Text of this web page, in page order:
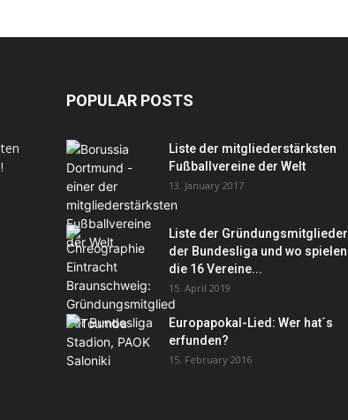
POPULAR POSTS
Liste der mitgliederstärksten
Fußballvereine der Welt
13. January 2017
Liste der Gründungsmitglieder
der Bundesliga und wo spielen
die 16 Vereine...
15. April 2019
Europapokal-Lied: Wer hat´s
erfunden?
15. February 2016